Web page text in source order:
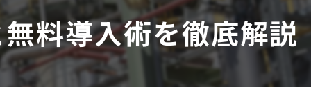
営業
未経験
転職
料導入術を徹底解説